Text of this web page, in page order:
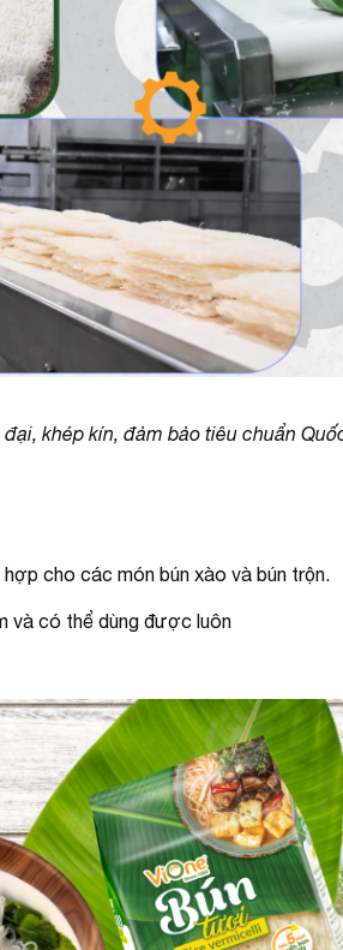
khép kín, đảm bảo tiêu chuẩn
cho các món bún xào và bún trộn.
và có thể dùng được luôn